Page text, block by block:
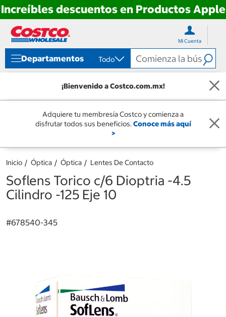
Increíbles descuentos en Productos Apple
directo
contenido
directo
menú
navegación
Mi Cuenta
Departamentos Todo
¡Bienvenido a Costco.com.mx!
Adquiere tu membresía Costco y comienza a
disfrutar todos sus beneficios.Conoce más aquí
>
Inicio Óptica Óptica Lentes De Contacto
Soflens Torico c/6 Dioptria -4.5
Cilindro -125 Eje 10
#678540-345